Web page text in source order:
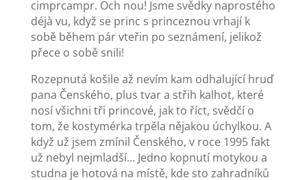
cimprcampr. Och nou! Jsme svědky naprostého
déjà vu, když se princ s princeznou vrhají k
sobě během pár vteřin po seznámení, jelikož
přece o sobě snili!
Rozepnutá košile až nevím kam odhalující hruď
pana Čenského, plus tvar a střih kalhot, které
nosí všichni tři princové, jak to říct, svědčí o
tom, že kostymérka trpěla nějakou úchylkou. A
když už jsem zmínil Čenského, v roce 1995 fakt
už nebyl nejmladší… Jedno kopnutí motykou a
studna je hotová na místě, kde sto zahradníků